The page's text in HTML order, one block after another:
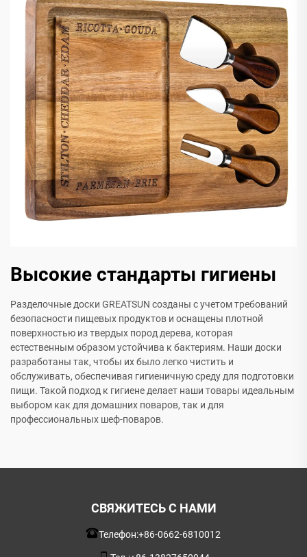
Высокие стандарты гигиены
Разделочные доски GREATSUN созданы с учетом требований
безопасности пищевых продуктов и оснащены плотной
поверхностью из твердых пород дерева, которая
естественным образом устойчива к бактериям. Наши доски
разработаны так, чтобы их было легко чистить и
обслуживать, обеспечивая гигиеничную среду для подготовки
пищи. Такой подход к гигиене делает наши товары идеальным
выбором как для домашних поваров, так и для
профессиональных шеф-поваров.
СВЯЖИТЕСЬ С НАМИ
Телефон:+86-0662-6810012